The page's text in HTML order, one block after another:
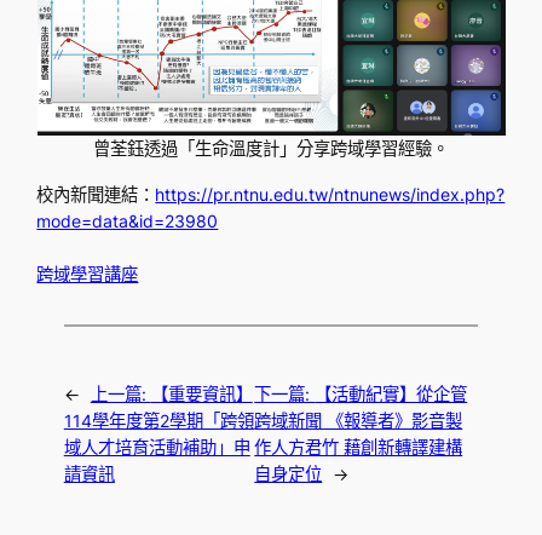
曾荃鈺透過「生命溫度計」分享跨域學習經驗。
校內新聞連結： https://pr.ntnu.edu.tw/ntnunews/index.php?
mode=data&id=23980
跨域學習講座
← 上一篇:
【重要資訊】
114學年度第2學期「跨領
域人才培育活動補助」申
請資訊
下一篇:
【活動紀實】從企管
跨域新聞 《報導者》影音製
作人方君竹 藉創新轉譯建構
自身定位 →